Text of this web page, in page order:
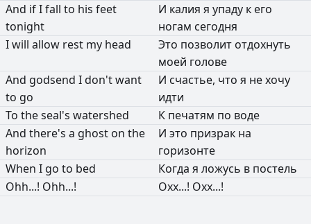
And ifIfall to his feet
tonight
И калия я упаду к его
ногам сегодня
Iwill allow rest my head Это позволит отдохнуть
моей голове
And godsend Idon'twant
to go
И счастье, что я нехочу
идти
To theseal's watershed К печатям по воде
And there's a ghost on the
horizon
И это призрак на
горизонте
When I go to bed Когда я ложусь в постель
Ohh...! Ohh...! Охх...! Охх...!